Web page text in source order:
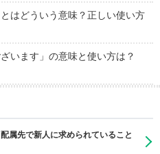
はどういう意味？正しい使い方
います」の意味と使い方は？
属先で新人に求められていること